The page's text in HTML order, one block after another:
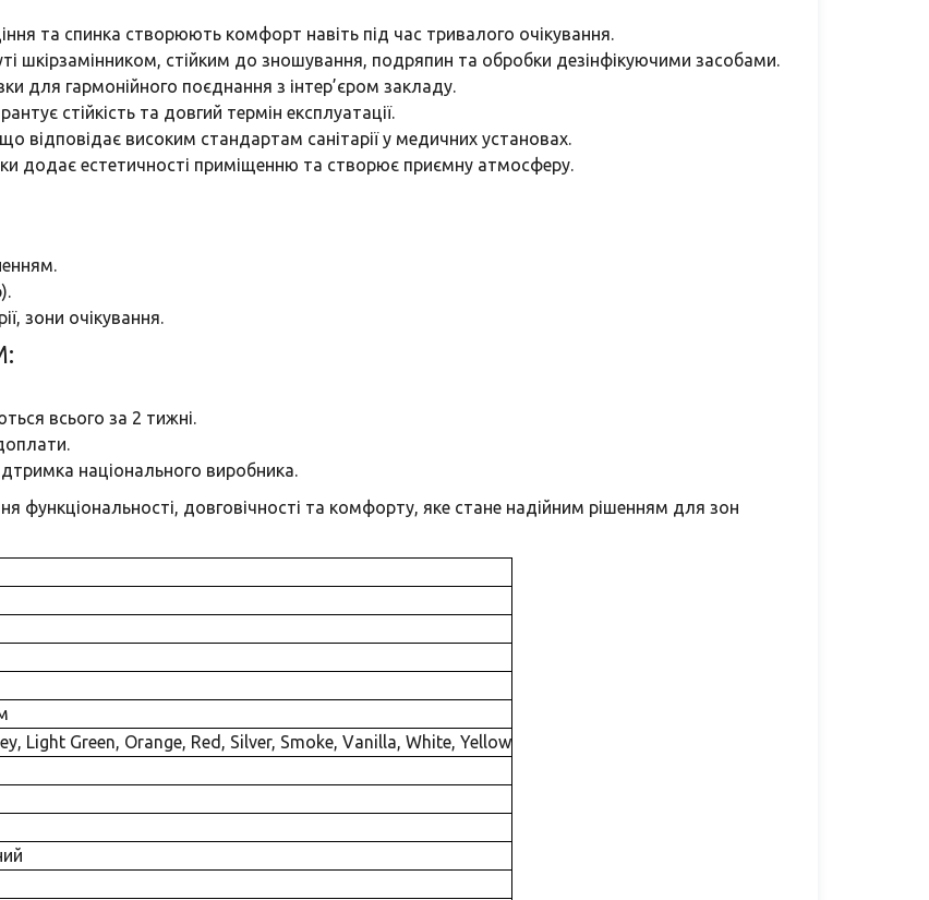
та спинка створюють комфорт навіть під час тривалого очікування.
шкірзамінником, стійким до зношування, подряпин та обробки дезінфікуючими засобами.
для гармонійного поєднання з інтер’єром закладу.
стійкість та довгий термін експлуатації.
відповідає високим стандартам санітарії у медичних установах.
додає естетичності приміщенню та створює приємну атмосферу.
зони очікування.
всього за 2 тижні.
національного виробника.
функціональності, довговічності та комфорту, яке стане надійним рішенням для зон
Light Green, Orange, Red, Silver, Smoke, Vanilla, White, Yellow